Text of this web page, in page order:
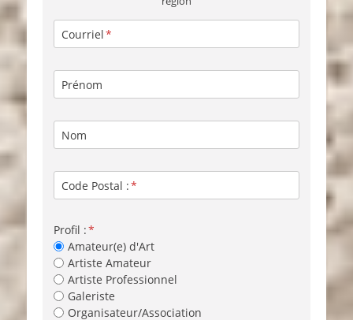
Courriel
Prénom
Nom
Code Postal :
Profil :
Amateur(e) d'Art
Artiste Amateur
Artiste Professionnel
Galeriste
Organisateur/Association